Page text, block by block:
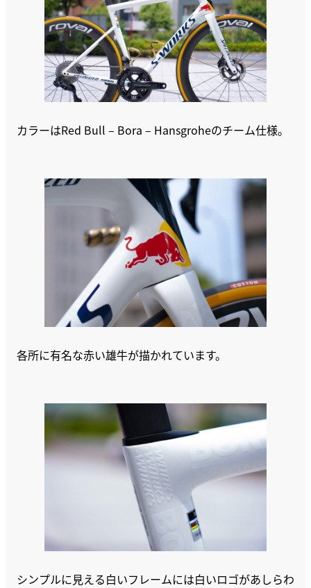
カラーはRed Bull – Bora – Hansgroheのチーム仕様。
各所に有名な赤い雄牛が描かれています。
シンプルに見える白いフレームには白いロゴがあしらわ